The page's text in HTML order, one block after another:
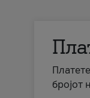
бројот